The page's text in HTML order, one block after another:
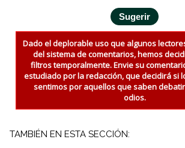
Dado el deplorable uso que algunos
del sistema de comentarios, hemos
filtros temporalmente. Envie su
estudiado por la redacción, que decidirá si
sentimos por aquellos que saben
odios.
TAMBIÉN EN ESTA SECCIÓN: